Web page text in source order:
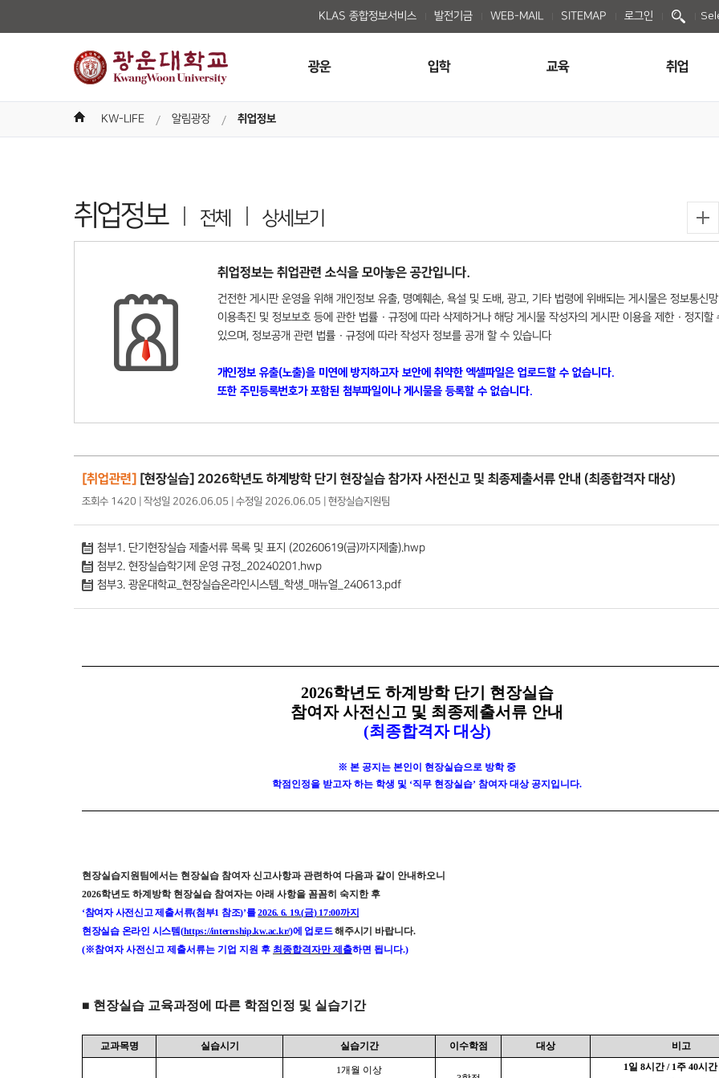
KLAS 종합정보서비스 발전기금 WEB-MAIL SITEMAP 로그인
광운 입학 교육 취업
KW-LIFE 알림광장 취업정보
취업정보 전체 상세보기
취업정보는 취업관련 소식을 모아놓은 공간입니다.
건전한 게시판 운영을 위해 개인정보 유출, 명예훼손, 욕설 및 도배, 광고, 기타 법령에 위배되는 게시물은 정보통신망
이용촉진 및 정보보호 등에 관한 법률 · 규정에 따라 삭제하거나 해당 게시물 작성자의 게시판 이용을 제한 · 정지할
있으며, 정보공개 관련 법률 · 규정에 따라 작성자 정보를 공개 할 수 있습니다
개인정보 유출(노출)을 미연에 방지하고자 보안에 취약한 엑셀파일은 업로드할 수 없습니다.
또한 주민등록번호가 포함된 첨부파일이나 게시물을 등록할 수 없습니다.
[취업관련] [현장실습] 2026학년도 하계방학 단기 현장실습 참가자 사전신고 및 최종제출서류 안내 (최종합격자 대상)
조회수 1420 | 작성일 2026.06.05 | 수정일 2026.06.05 | 현장실습지원팀
첨부1. 단기현장실습 제출서류 목록 및 표지 (20260619(금)까지제출).hwp
첨부2. 현장실습학기제 운영 규정_20240201.hwp
첨부3. 광운대학교_현장실습온라인시스템_학생_매뉴얼_240613.pdf
2026학년도 하계방학 단기 현장실습
참여자 사전신고 및 최종제출서류 안내
(최종합격자 대상)
※ 본 공지는 본인이 현장실습으로 방학 중
학점인정을 받고자 하는 학생 및 ‘직무 현장실습’참여자 대상 공지입니다.
현장실습지원팀에서는 현장실습 참여자 신고사항과 관련하여 다음과 같이 안내하오니
2026학년도 하계방학 현장실습 참여자는 아래 사항을 꼼꼼히 숙지한 후
‘참여자 사전신고 제출서류(첨부1 참조)’를2026. 6. 19.(금) 17:00까지
현장실습 온라인 시스템(https://internship.kw.ac.kr/)에 업로드해주시기 바랍니다.
(※참여자 사전신고 제출서류는 기업 지원 후 최종합격자만 제출하면 됩니다.)
■ 현장실습 교육과정에 따른 학점인정 및 실습기간
교과목명 실습시기 실습기간 이수학점 대상 비고
1개월 이상
1일 8시간/ 1주 40시간